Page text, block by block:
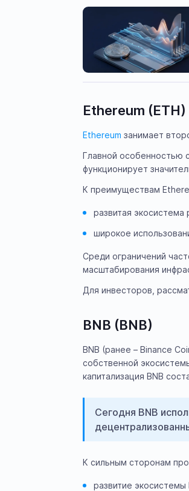
Ethereum (ETH)
Ethereum занимает
Главной особенностью
функционирует
К преимуществам
развитая экосистема
широкое
Среди ограничений
масштабирования
Для инвесторов,
BNB (BNB)
BNB (ранее – Binance
собственной
капитализация BNB
Сегодня BNB
К сильным сторонам
развитие экосистемы